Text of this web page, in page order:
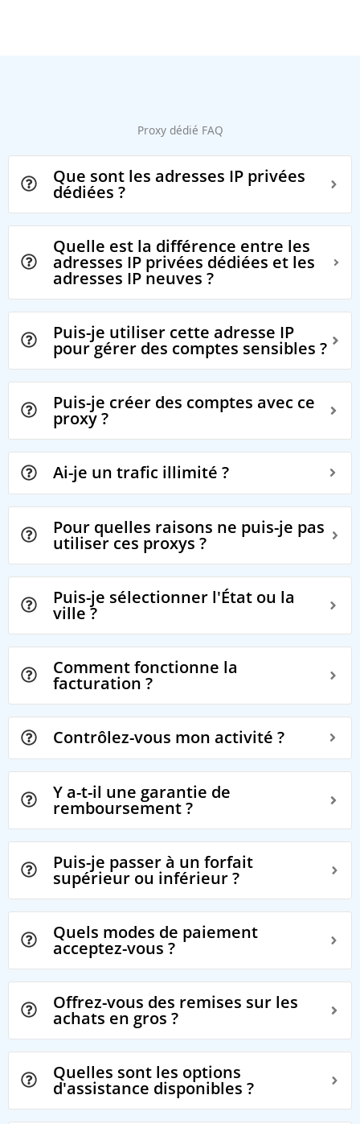
Proxy dédié FAQ
Que sont les adresses IP privées
dédiées ?
Quelle est la différence entre les
adresses IP privées dédiées et les
adresses IP neuves ?
Puis-je utiliser cette adresse IP
pour gérer des comptes sensibles ?
Puis-je créer des comptes avec ce
proxy ?
Ai-je un trafic illimité ?
Pour quelles raisons ne puis-je pas
utiliser ces proxys ?
Puis-je sélectionner l'État ou la
ville ?
Comment fonctionne la
facturation ?
Contrôlez-vous mon activité ?
Y a-t-il une garantie de
remboursement ?
Puis-je passer à un forfait
supérieur ou inférieur ?
Quels modes de paiement
acceptez-vous ?
Offrez-vous des remises sur les
achats en gros ?
Quelles sont les options
d'assistance disponibles ?